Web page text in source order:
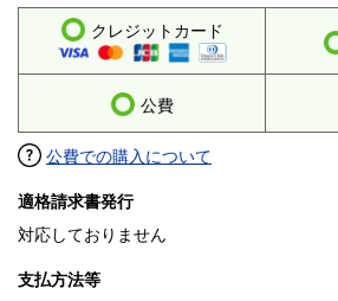
クレジットカード
公費
公費での購入について
適格請求書発行
対応しておりません
支払方法等